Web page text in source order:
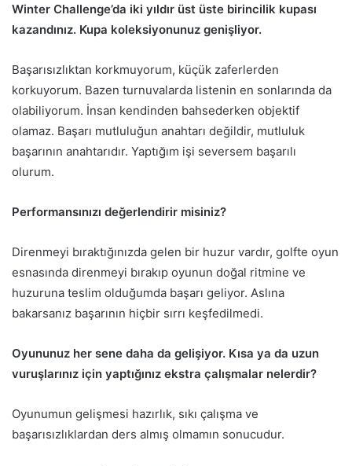
Winter Challenge’da iki yıldır üst üste birincilik kupası
kazandınız. Kupa koleksiyonunuz genişliyor.
Başarısızlıktan korkmuyorum, küçük zaferlerden
korkuyorum. Bazen turnuvalarda listenin en sonlarında da
olabiliyorum. İnsan kendinden bahsederken objektif
olamaz. Başarı mutluluğun anahtarı değildir, mutluluk
başarının anahtarıdır. Yaptığım işi seversem başarılı
olurum.
Performansınızı değerlendirir misiniz?
Direnmeyi bıraktığınızda gelen bir huzur vardır, golfte oyun
esnasında direnmeyi bırakıp oyunun doğal ritmine ve
huzuruna teslim olduğumda başarı geliyor. Aslına
bakarsanız başarının hiçbir sırrı keşfedilmedi.
Oyununuz her sene daha da gelişiyor. Kısa ya da uzun
vuruşlarınız için yaptığınız ekstra çalışmalar nelerdir?
Oyunumun gelişmesi hazırlık, sıkı çalışma ve
başarısızlıklardan ders almış olmamın sonucudur.